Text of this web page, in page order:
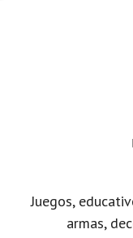
Juegos,
armas,